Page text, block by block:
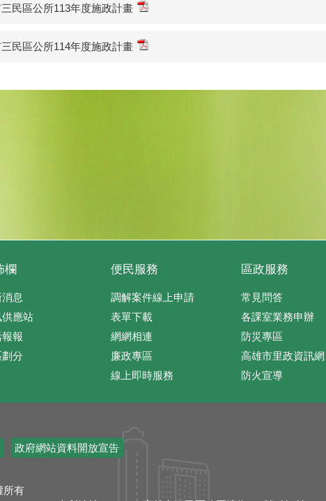
民區公所113年度施政計畫
民區公所114年度施政計畫
欄
息
供應站
報
分
便民服務
調解案件線上申請
表單下載
網網相連
廉政專區
線上即時服務
區政服務
常見問答
各課室業務申辦
防災專區
高雄市里政資訊網
防火宣導
政府網站資料開放宣告
所有